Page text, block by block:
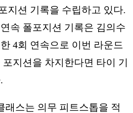
지션 기록을 수립하고 있다.
속 폴포지션 기록은 김의수
4회 연속으로 이번 라운드
지션을 차지한다면 타이 기
래스는 의무 피트스톱을 적